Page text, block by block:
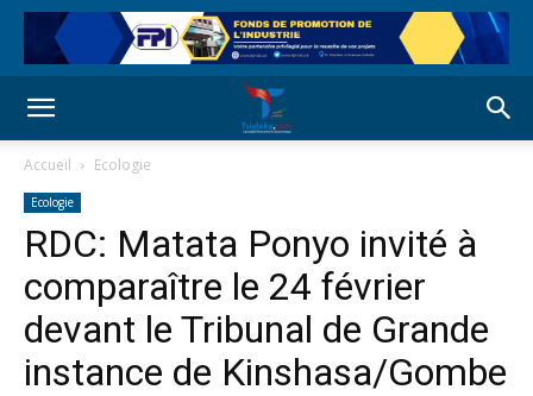
Accueil Ecologie
Ecologie
RDC: Matata Ponyo invité à
comparaître le 24 février
devant le Tribunal de Grande
instance de Kinshasa/Gombe